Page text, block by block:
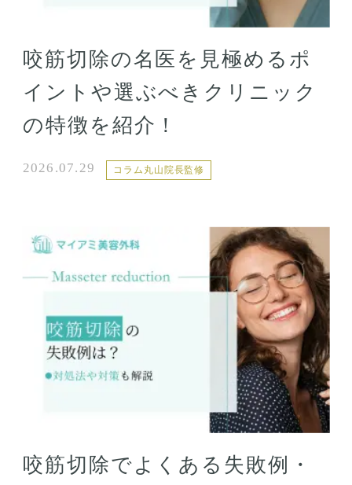
咬筋切除の名医を見極めるポ
イントや選ぶべきクリニック
の特徴を紹介！
2026.07.29 コラム丸山院長監修
咬筋切除でよくある失敗例・